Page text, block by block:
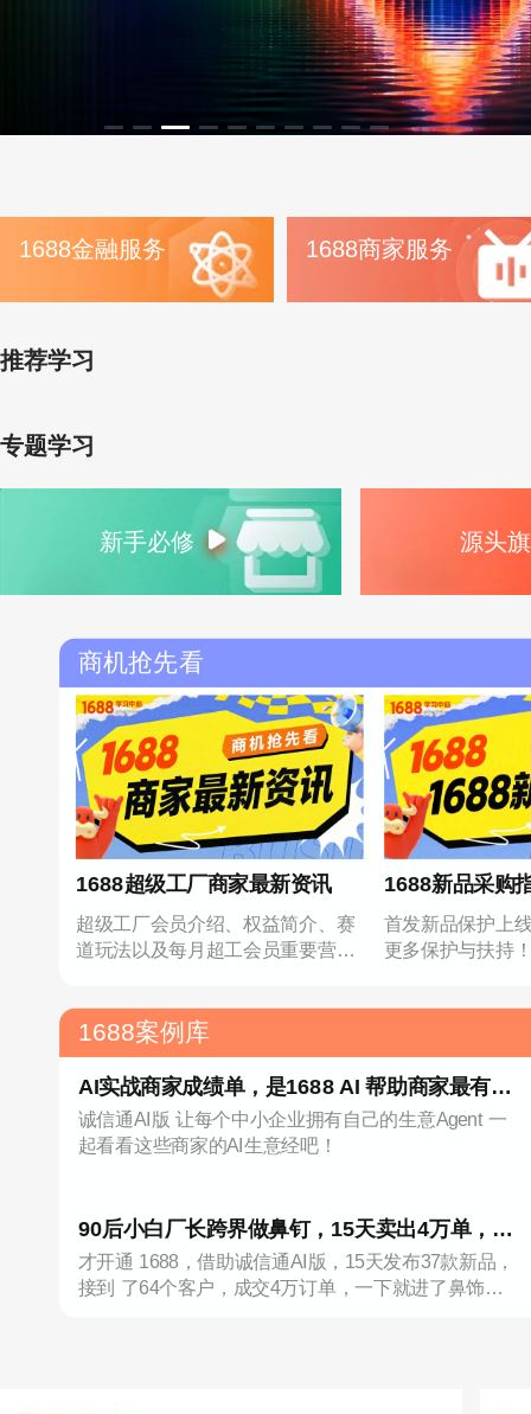
1688金融服务 1688商家服务
推荐学习
专题学习
新手必修 源头
商机抢先看
1688超级工厂商家最新资讯
超级工厂会员介绍、权益简介、赛
道玩法以及每月超工会员重要营销
1688新品采购
首发新品保护上
更多保护与扶持
1688案例库
AI实战商家成绩单，是1688 AI 帮助商家最有力
的回答！
诚信通AI版 让每个中小企业拥有自己的生意Agent 一
起看看这些商家的AI生意经吧！
90后小白厂长跨界做鼻钉，15天卖出4万单，靠
1688AI登上类目TOP1
才开通 1688，借助诚信通AI版，15天发布37款新品，
接到 了64个客户，成交4万订单，一下就进了鼻饰新